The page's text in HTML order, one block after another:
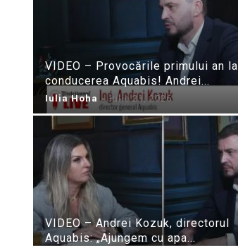
VIDEO – Provocările primului an la
conducerea Aquabis! Andrei...
Iulia Hoha - iulie 21, 2026
VIDEO – Andrei Kozuk, directorul
Aquabis: „Ajungem cu apa...